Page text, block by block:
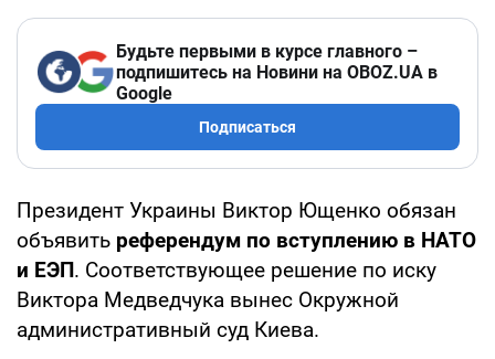
Будьте первыми в курсе главного –
подпишитесь на Новини на OBOZ.UA в
Google
Подписаться
Президент Украины Виктор Ющенко обязан
объявить референдум по вступлению в НАТО
и ЕЭП. Соответствующее решение по иску
Виктора Медведчука вынес Окружной
административный суд Киева.